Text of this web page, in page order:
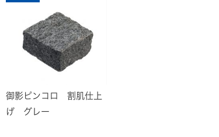
御影ピンコロ 割肌仕上
げ グレー